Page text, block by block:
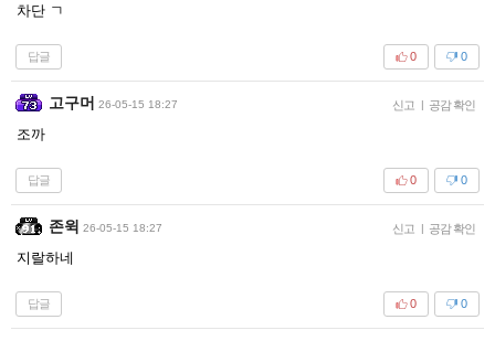
차단 ㄱ
답글 0
0
고구머 26-05-15 18:27 신고 | 공감 확인
조까
답글 0
0
존윅 26-05-15 18:27 신고 | 공감 확인
지랄하네
답글 0
0